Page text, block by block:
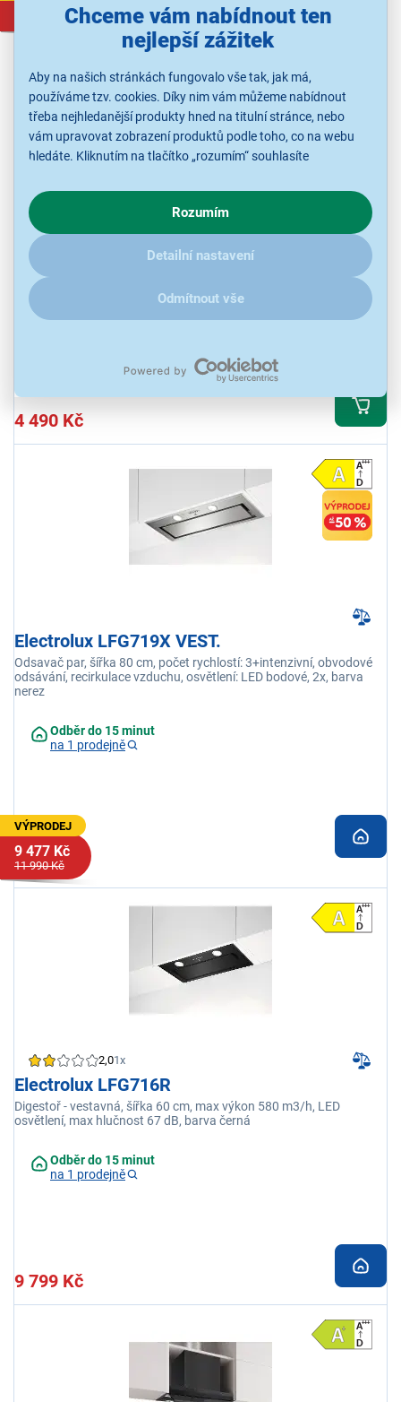
Chceme vám nabídnout ten
nejlepší zážitek
Aby na našich stránkách fungovalo vše tak, jak má,
používáme tzv. cookies. Díky nim vám můžeme nabídnout
třeba nejhledanější produkty hned na titulní stránce, nebo
vám upravovat zobrazení produktů podle toho, co na webu
hledáte. Kliknutím na tlačítko „rozumím“ souhlasíte
chování na webu pro zobrazení cílených reklam. Pokud vás
zajímají detaily, jak u nás s cookies a dalšími údaji pracujeme,
kliknětesem.
Rozumím
Detailní nastavení
Odmítnout vše
3 777 Kč
Philco PEB 6252 BIX
Vestavný odsavač par, šíře 52 cm, tlačítkové ovládání, Osvětlení
LED pásky 2x 1,5 W, maximální výkon 620 m3/h, max hlučnost 67
dB, nerez provedení
4 490 Kč
Electrolux LFG719X VEST.
Odsavač par, šířka 80 cm, počet rychlostí: 3+intenzivní, obvodové
odsávání, recirkulace vzduchu, osvětlení: LED bodové, 2x, barva
nerez
Odběr do 15 minut
na 1 prodejně
VÝPRODEJ
9 477 Kč
11 990 Kč
2,01x
Electrolux LFG716R
Digestoř - vestavná, šířka 60 cm, max výkon 580 m3/h, LED
osvětlení, max hlučnost 67 dB, barva černá
Odběr do 15 minut
na 1 prodejně
9 799 Kč